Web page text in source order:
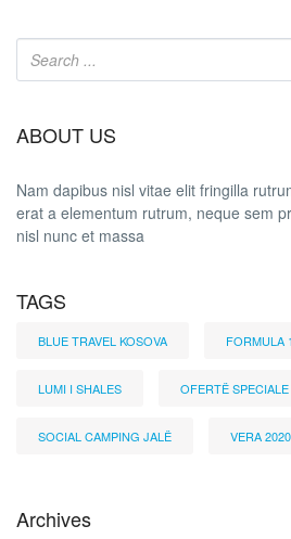
ABOUT US
Nam dapibus nisl vitae elit fringilla
erat a elementum rutrum, neque sem
nisl nunc et massa
TAGS
BLUE TRAVEL KOSOVA FORMULA 1
LUMI I SHALES OFERTË SPECIALE
SOCIAL CAMPING JALË VERA 2020
Archives